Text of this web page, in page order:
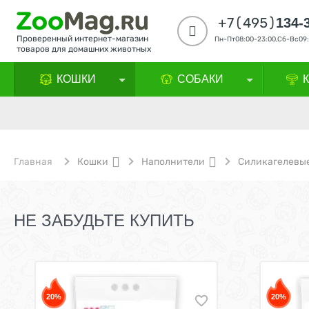
Проверенный интернет-магазин
товаров для домашних животных
+7(495)134-
Пн-Пт08:00-23:00,Сб-
КОШКИ СОБАКИ
Главная Кошки Наполнители
НЕ ЗАБУДЬТЕ КУПИТЬ
20% 20%